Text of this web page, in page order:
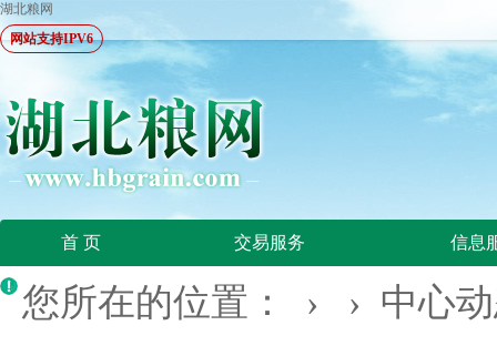
湖北粮网
网站支持IPV6
首 页 交易服务 信息
您所在的位置： › › 中心